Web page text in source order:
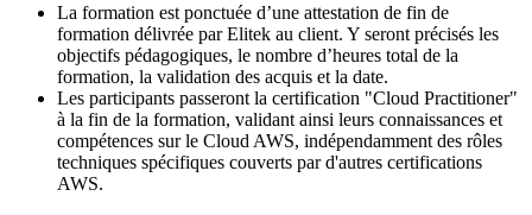
La formation est ponctuée d’une attestation de fin de
formation délivrée par Elitek au client. Y seront précisés les
objectifs pédagogiques, le nombre d’heures total de la
formation, la validation des acquis et la date.
Les participants passeront la certification "Cloud Practitioner"
à la fin de la formation, validant ainsi leurs connaissances et
compétences sur le Cloud AWS, indépendamment des rôles
techniques spécifiques couverts par d'autres certifications
AWS.